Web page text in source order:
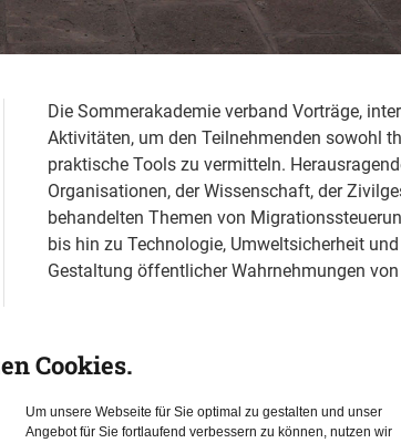
Die Sommerakademie verband Vorträge,
Aktivitäten, um den Teilnehmenden sowohl
praktische Tools zu vermitteln.
Organisationen, der Wissenschaft, der
behandelten Themen von
bis hin zu Technologie, Umweltsicherheit
Gestaltung öffentlicher Wahrnehmungen
Cookies.
Um unsere Webseite für Sie optimal zu gestalten und unser
Angebot für Sie fortlaufend verbessern zu können, nutzen wir